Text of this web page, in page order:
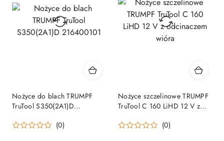
Nożyce do blach TRUMPF
TruTool S350(2A1)D
(0)
Nożyce szczelinowe TRUMPF
TruTool C 160 LiHD 12 V z
(0)